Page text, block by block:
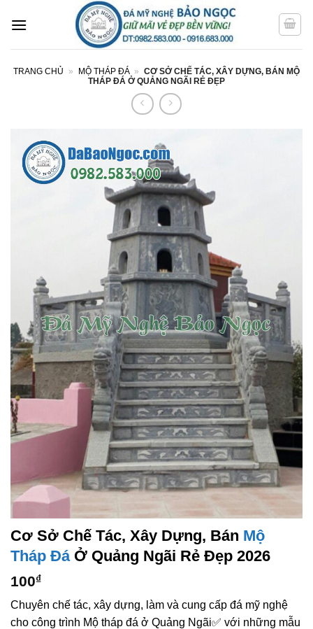
qua
TRANG CHỦ » MỘ THÁP ĐÁ » CƠ SỞ CHẾ TÁC, XÂY DỰNG, BÁN MỘ
THÁP ĐÁ Ở QUẢNG NGÃI RẺ ĐẸP
Cơ Sở Chế Tác, Xây Dựng, Bán Mộ
Tháp ĐáỞ Quảng Ngãi Rẻ Đẹp 2026
100₫
Chuyên chế tác, xây dựng, làm và cung cấp đá mỹ nghệ
cho công trình Mộ tháp đá ở Quảng Ngãi✅ với những mẫu